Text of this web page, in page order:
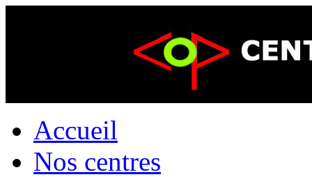
Accueil
Nos centres